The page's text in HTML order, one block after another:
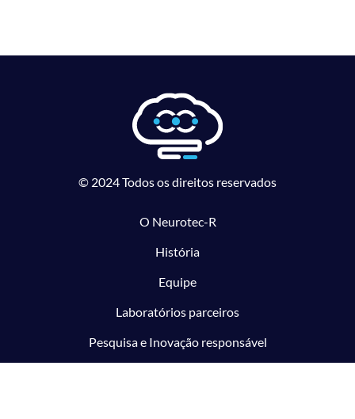
© 2024 Todos os direitos reservados
O Neurotec-R
História
Equipe
Laboratórios parceiros
Pesquisa e Inovação responsável